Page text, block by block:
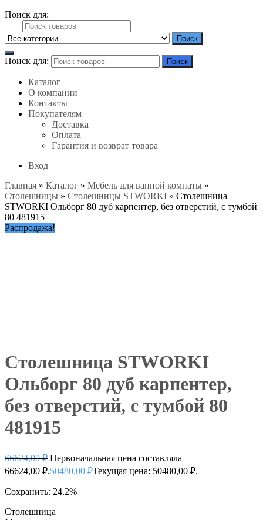
Поиск для:
Поиск
Поиск для: Поиск
Каталог
О компании
Контакты
Покупателям
Доставка
Оплата
Гарантия и возврат товара
Вход
Главная » Каталог » Мебель для ванной комнаты »
Столешницы » Столешницы STWORKI » Столешница
STWORKI Ольборг 80 дуб карпентер, без отверстий, с тумбой
80 481915
Распродажа!
Столешница STWORKI
Ольборг 80 дуб карпентер,
без отверстий, с тумбой 80
481915
66624,00₽ Первоначальная цена составляла
66624,00 ₽.50480,00 ₽Текущая цена: 50480,00 ₽.
Сохранить: 24.2%
Столешница